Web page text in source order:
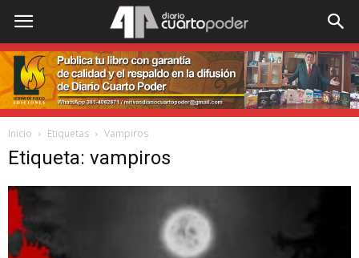
Inicio Etiquetas Vampiros
Etiqueta: vampiros